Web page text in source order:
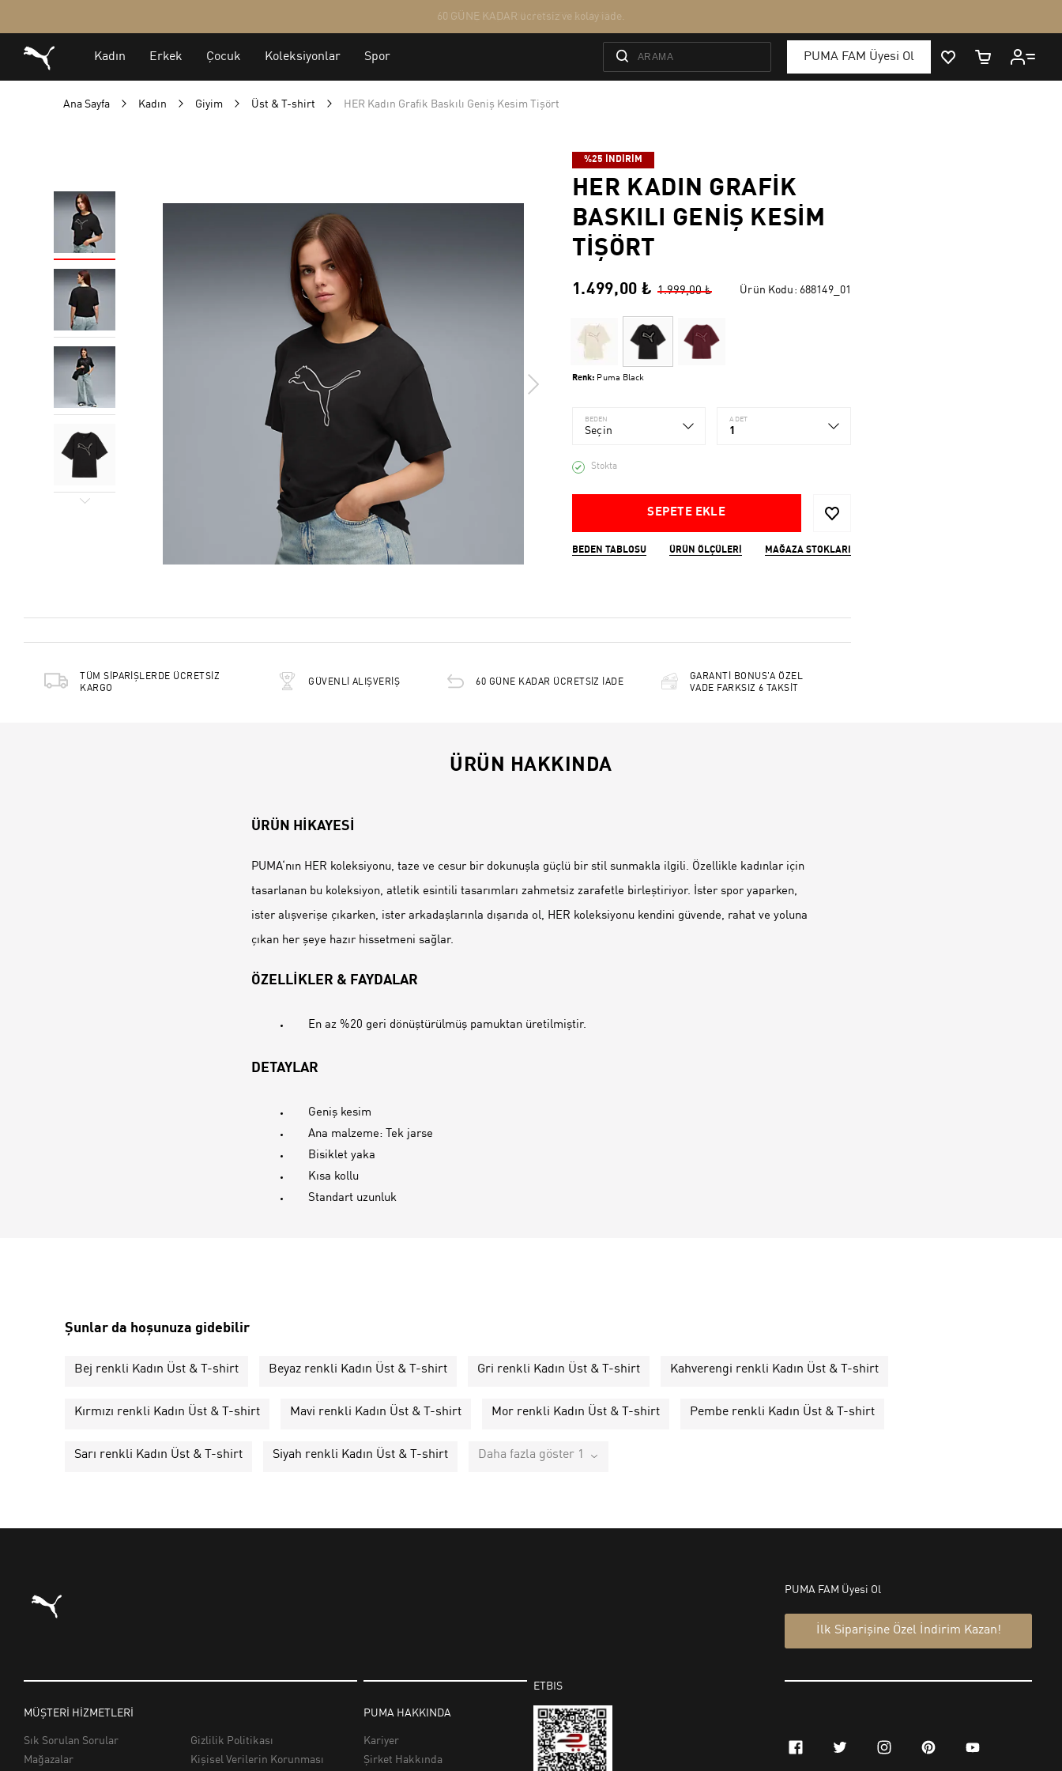
Ana Sayfa Kadın Giyim Üst & T-shirt HER Kadın Grafik Baskılı Geniş Kesim Tişört
%25 İNDİRİM
HER KADIN GRAFIK
BASKILI GENIŞ KESIM
TIŞÖRT
1.499,00 ₺ 1.999,00 ₺ Ürün Kodu: 688149_01
Renk: Puma Black
BEDEN
Seçin
ADET
1
Stokta
SEPETE EKLE
BEDEN TABLOSU ÜRÜN ÖLÇÜLERI MAĞAZA STOKLARI
TÜM SİPARİŞLERDE ÜCRETSİZ
KARGO
GÜVENLİ ALIŞVERİŞ 60 GÜNE KADAR ÜCRETSİZ İADE
GARANTİ BONUS'A ÖZEL
VADE FARKSIZ 6 TAKSİT
ÜRÜN HAKKINDA
ÜRÜN HİKAYESİ
PUMA‘nın HER koleksiyonu, taze ve cesur bir dokunuşla güçlü bir stil sunmakla ilgili. Özellikle kadınlar için
tasarlanan bu koleksiyon, atletik esintili tasarımları zahmetsiz zarafetle birleştiriyor. İster spor yaparken,
ister alışverişe çıkarken, ister arkadaşlarınla dışarıda ol, HER koleksiyonu kendini güvende, rahat ve yoluna
çıkan her şeye hazır hissetmeni sağlar.
ÖZELLİKLER & FAYDALAR
En az %20 geri dönüştürülmüş pamuktan üretilmiştir.
DETAYLAR
Geniş kesim
Ana malzeme: Tek jarse
Bisiklet yaka
Kısa kollu
Standart uzunluk
Şunlar da hoşunuza gidebilir
Bej renkli Kadın Üst & T-shirt Beyaz renkli Kadın Üst & T-shirt Gri renkli Kadın Üst & T-shirt Kahverengi renkli Kadın Üst & T-shirt
Kırmızı renkli Kadın Üst & T-shirt Mavi renkli Kadın Üst & T-shirt Mor renkli Kadın Üst & T-shirt Pembe renkli Kadın Üst & T-shirt
Sarı renkli Kadın Üst & T-shirt Siyah renkli Kadın Üst & T-shirt Daha fazla göster 1